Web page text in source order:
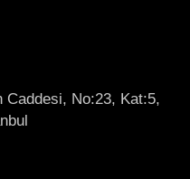
Caddesi, No:23, Kat:5,